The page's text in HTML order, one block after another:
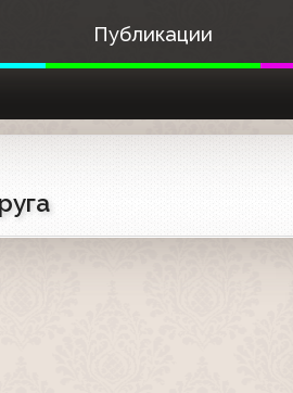
Публикации